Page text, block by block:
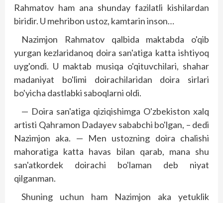
Rahmatov ham ana shunday fazilatli kishilardan
biridir. U mehribon ustoz, kamtarin inson…
Nazimjon Rahmatov qalbida maktabda o'qib
yurgan kezlaridanoq doira san'atiga katta ishtiyoq
uyg'ondi. U maktab musiqa o'qituvchilari, shahar
madaniyat bo'limi doirachilaridan doira sirlari
bo'yicha dastlabki saboqlarni oldi.
— Doira san'atiga qiziqishimga O'zbekiston xalq
artisti Qahramon Dadayev sababchi bo'lgan, – dedi
Nazimjon aka. — Men ustozning doira chalishi
mahoratiga katta havas bilan qarab, mana shu
san'atkordek doirachi bo'laman deb niyat
qilganman.
Shuning uchun ham Nazimjon aka yetuklik